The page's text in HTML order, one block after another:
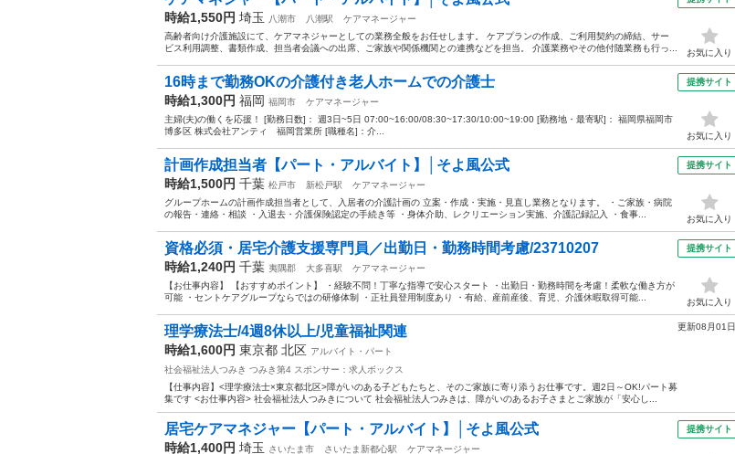
時給1,550円 埼玉 八潮市 八潮駅
ケアマネージャー
高齢者向け介護施設にて、ケアマネジャーとしての業務全般をお任せします。 ケアプランの作成、ご利用契約の締結、サー
ビス利用調整、書類作成、担当者会議への出席、ご家族や関係機関との連携などを担当。 介護業務やその他付随業務も行っ...
お気に入り
16時まで勤務OKの介護付き老人ホームでの介護士
時給1,300円 福岡 福岡市
ケアマネージャー
主婦(夫)の働くを応援！ [勤務日数]： 週3日~5日 07:00~16:00/08:30~17:30/10:00~19:00 [勤務地・最寄駅]： 福岡県福岡市
博多区 株式会社アンティ 福岡営業所 [職種名]：介...
提携サイト
お気に入り
計画作成担当者【パート・アルバイト】│そよ風公式
時給1,500円 千葉 松戸市 新松戸駅
ケアマネージャー
グループホームの計画作成担当者として、入居者の介護計画の 立案・作成・実施・見直し業務となります。 ・ご家族・病院
の報告・連絡・相談 ・入退去・介護保険認定の手続き等 ・身体介助、レクリエーション実施、介護記録記入 ・食事...
提携サイト
お気に入り
資格必須・居宅介護支援専門員／出勤日・勤務時間考慮/23710207
時給1,240円 千葉 夷隅郡 大多喜駅
ケアマネージャー
【お仕事内容】 【おすすめポイント】 ・経験不問！丁寧な指導で安心スタート ・出勤日・勤務時間を考慮！柔軟な働き方が
可能 ・セントケアグループならではの研修体制 ・正社員登用制度あり ・有給、産前産後、育児、介護休暇取得可能...
提携サイト
お気に入り
理学療法士/4週8休以上/児童福祉関連
時給1,600円 東京都 北区 アルバイト・パート
社会福祉法人つみき つみき第4 スポンサー：求人ボックス
【仕事内容】<理学療法士×東京都北区>障がいのある子どもたちと、そのご家族に寄り添うお仕事です。週2日～OK!パート募
集です <お仕事内容> 社会福祉法人つみきについて 社会福祉法人つみきは、障がいのあるお子さまとご家族が「安心し...
更新08月01日
居宅ケアマネジャー【パート・アルバイト】│そよ風公式
時給1,400円 埼玉 さいたま市 さいたま新都心駅
ケアマネージャー
提携サイト